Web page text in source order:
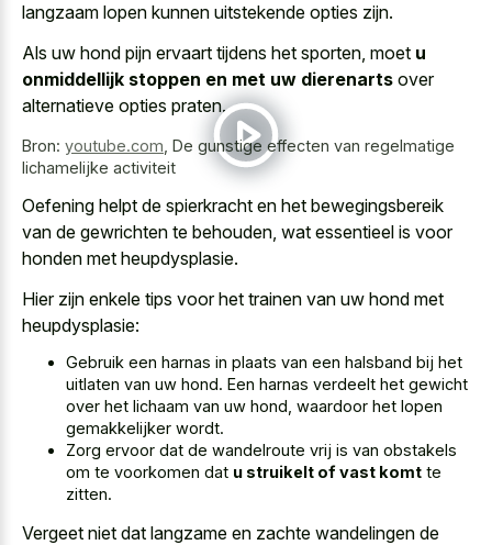
langzaam lopen kunnen uitstekende opties zijn.
Als uw hond pijn ervaart tijdens het sporten, moet u
onmiddellijk stoppen en met uw dierenarts over
alternatieve opties praten.
Bron: youtube.com De gunstige effecten van regelmatige
lichamelijke activiteit
Oefening helpt de spierkracht en het bewegingsbereik
van de gewrichten te behouden, wat essentieel is voor
honden met heupdysplasie.
Hier zijn enkele tips voor het trainen van uw hond met
heupdysplasie:
Gebruik een harnas in plaats van een halsband bij het
uitlaten van uw hond. Een harnas verdeelt het gewicht
over het lichaam van uw hond, waardoor het lopen
gemakkelijker wordt.
Zorg ervoor dat de wandelroute vrij is van obstakels
om te voorkomen dat u struikelt of vast komt te
zitten.
Vergeet niet dat langzame en zachte wandelingen de